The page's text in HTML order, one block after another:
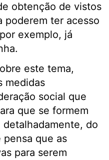
obtenção de vistos
poderem ter acesso
exemplo, já
este tema,
medidas
social que
que se formem
do
pensa que as
para serem